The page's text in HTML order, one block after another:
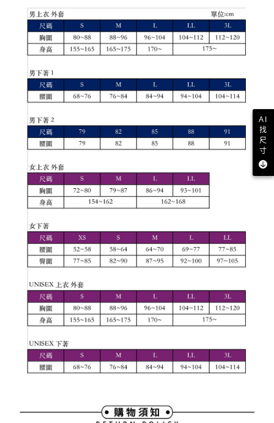
2.基於同意付款使用「大哥付你分期」之契約關係目的，商店將以您的個人
資料（包含姓名、電話或地址）提供予台灣大哥大進項蒐集、處理及利用，
由本公司與您本人進行分期帳單所需資料之確認、核對及更正。
3.完整用戶服務條款，請詳閱以下連結：https://oppay.tw/userRule
※ 交易是否成功請以「AFTEE先享後付 」之結帳頁面顯示為準，若有關於
是否繳費成功／繳費後需取消欲退款等相關疑問，請聯繫「AFTEE先享後付
客戶支援中心」
https://netprotections.freshdesk.com/support/home
１．透過由恩沛科技股份有限公司提供之「AFTEE先享後付」服務完成之交
易，需依本服務之必要範圍內提供個人資料，並將交易相關給付款項請求債
權轉讓予恩沛科技股份有限公司。
２．關於個人資料處理事宜，請瀏覽以下網址：
https://aftee.tw/terms/#terms3
３．未成年的使用者請事先徵得法定代理人或監護人之同意方可使用
「AFTEE先享後付」，若未經同意申辦者引起之損失，本公司不負相關責
任。
時審查核予不同之上限額度；若仍有額度不足之情形，本公司將視審查結果
請求用戶進行身份認證。
５．嚴禁一人註冊多個帳號或使用他人資訊註冊。若發現惡意使用之情形，
恩沛科技股份有限公司將有權停止該用戶之使用額度並採取法律行動。
付款後萊爾富取貨
免運費
7-11取貨付款
免運費
付款後7-11取貨
免運費
離島宅配
AI
找
尺
寸